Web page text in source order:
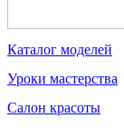
Каталог моделей
Уроки мастерства
Салон красоты